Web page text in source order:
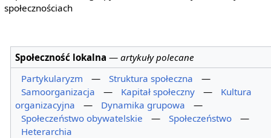
społecznościach
Społeczność lokalna —artykuły polecane
Partykularyzm
— Struktura społeczna
—
Samoorganizacja
— Kapitał społeczny —
Kultura
organizacyjna
— Dynamika grupowa
—
Społeczeństwo obywatelskie
— Społeczeństwo
—
Heterarchia